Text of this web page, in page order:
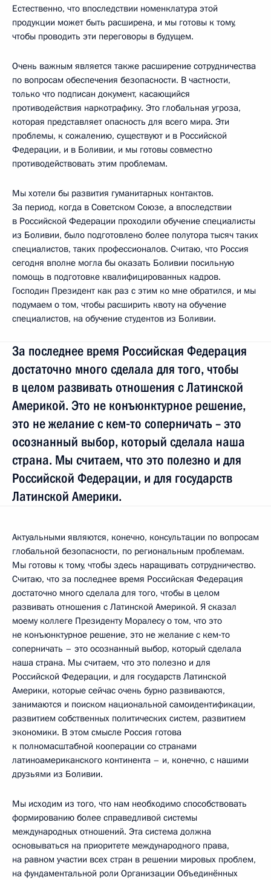
Естественно, что впоследствии номенклатура этой
продукции может быть расширена, и мы готовы к тому,
чтобы проводить эти переговоры в будущем.
Очень важным является также расширение сотрудничества
по вопросам обеспечения безопасности. В частности,
только что подписан документ, касающийся
противодействия наркотрафику. Это глобальная угроза,
которая представляет опасность для всего мира. Эти
проблемы, к сожалению, существуют и в Российской
Федерации, и в Боливии, и мы готовы совместно
противодействовать этим проблемам.
Мы хотели бы развития гуманитарных контактов.
За период, когда в Советском Союзе, а впоследствии
в Российской Федерации проходили обучение специалисты
из Боливии, было подготовлено более полутора тысяч таких
специалистов, таких профессионалов. Считаю, что Россия
сегодня вполне могла бы оказать Боливии посильную
помощь в подготовке квалифицированных кадров.
Господин Президент как раз с этим ко мне обратился, и мы
подумаем о том, чтобы расширить квоту на обучение
специалистов, на обучение студентов из Боливии.
За последнее время Российская Федерация
достаточно много сделала для того, чтобы
в целом развивать отношения с Латинской
Америкой. Это не конъюнктурное решение,
это не желание с кем‑то соперничать – это
осознанный выбор, который сделала наша
страна. Мы считаем, что это полезно и для
Российской Федерации, и для государств
Латинской Америки.
Актуальными являются, конечно, консультации по вопросам
глобальной безопасности, по региональным проблемам.
Мы готовы к тому, чтобы здесь наращивать сотрудничество.
Считаю, что за последнее время Российская Федерация
достаточно много сделала для того, чтобы в целом
развивать отношения с Латинской Америкой. Я сказал
моему коллеге Президенту Моралесу о том, что это
не конъюнктурное решение, это не желание с кем‑то
соперничать – это осознанный выбор, который сделала
наша страна. Мы считаем, что это полезно и для
Российской Федерации, и для государств Латинской
Америки, которые сейчас очень бурно развиваются,
занимаются и поиском национальной самоидентификации,
развитием собственных политических систем, развитием
экономики. В этом смысле Россия готова
к полномасштабной кооперации со странами
латиноамериканского континента – и, конечно, с нашими
друзьями из Боливии.
Мы исходим из того, что нам необходимо способствовать
формированию более справедливой системы
международных отношений. Эта система должна
основываться на приоритете международного права,
на равном участии всех стран в решении мировых проблем,
на фундаментальной роли Организации Объединённых